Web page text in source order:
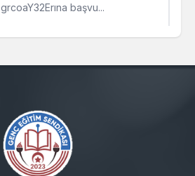
grcoaY32Erına başvu...